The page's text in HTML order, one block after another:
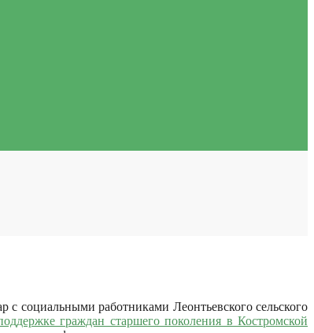
социальными работниками Леонтьевского сельского
граждан старшего поколения в Костромской